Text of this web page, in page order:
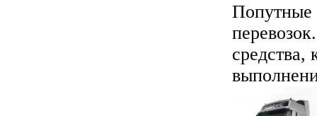
Попутные
средства,